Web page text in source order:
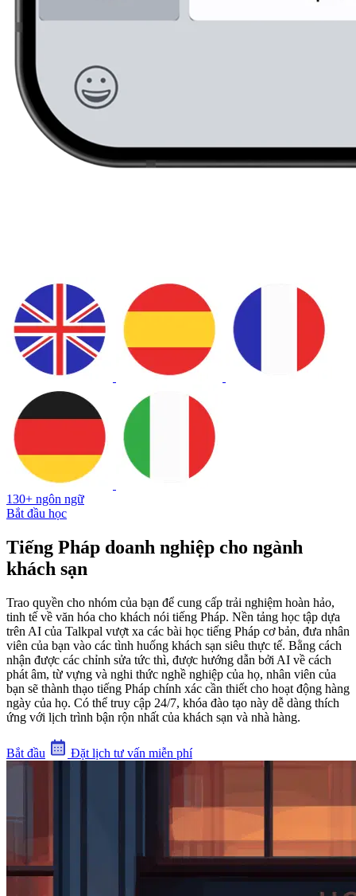
130+ ngôn ngữ
Bắt đầu học
Tiếng Pháp doanh nghiệp cho ngành
khách sạn
Trao quyền cho nhóm của bạn để cung cấp trải nghiệm hoàn hảo,
tinh tế về văn hóa cho khách nói tiếng Pháp. Nền tảng học tập dựa
trên AI của Talkpal vượt xa các bài học tiếng Pháp cơ bản, đưa nhân
viên của bạn vào các tình huống khách sạn siêu thực tế. Bằng cách
nhận được các chỉnh sửa tức thì, được hướng dẫn bởi AI về cách
phát âm, từ vựng và nghi thức nghề nghiệp của họ, nhân viên của
bạn sẽ thành thạo tiếng Pháp chính xác cần thiết cho hoạt động hàng
ngày của họ. Có thể truy cập 24/7, khóa đào tạo này dễ dàng thích
ứng với lịch trình bận rộn nhất của khách sạn và nhà hàng.
Bắt đầu Đặt lịch tư vấn miễn phí